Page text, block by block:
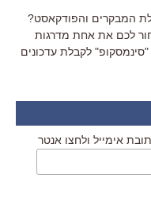
המבקרים והפודקאסט?
לכם את אחת מדרגות
לקבלת עדכונים
אימייל ולחצו אנטר